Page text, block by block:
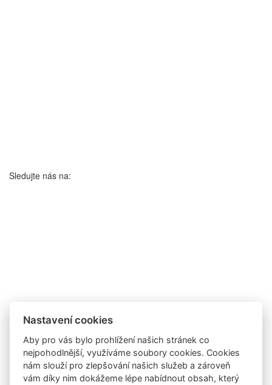
Sledujte nás na:
Nastavení cookies
Aby pro vás bylo prohlížení našich stránek co
nejpohodlnější, využíváme soubory cookies. Cookies
nám slouží pro zlepšování našich služeb a zároveň
vám díky nim dokážeme lépe nabídnout obsah, který